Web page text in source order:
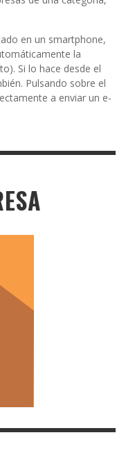
en un smartphone,
la
Si lo hace desde el
Pulsando sobre el
a enviar un e-